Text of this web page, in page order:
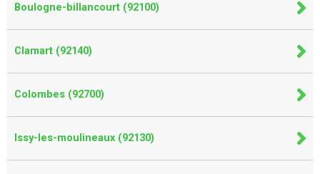
Boulogne-billancourt (92100)
Clamart (92140)
Colombes (92700)
Issy-les-moulineaux (92130)